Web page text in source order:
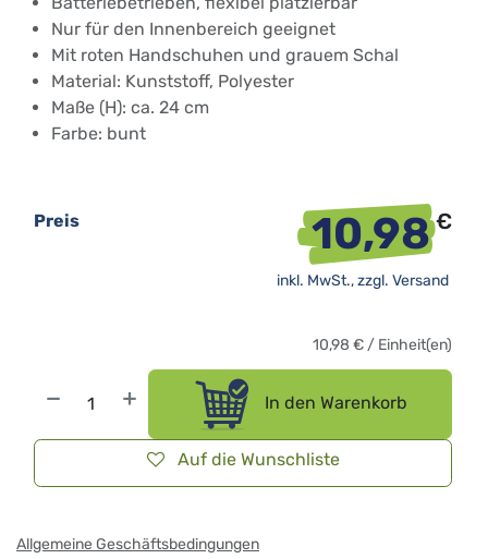
Nur für den Innenbereich geeignet
Mit roten Handschuhen und grauem Schal
Material: Kunststoff, Polyester
Maße (H): ca. 24 cm
Farbe: bunt
In den Warenkorb
Auf die Wunschliste
Preis 10,98€
inkl. MwSt., zzgl. Versand
10,98 €/ Einheit(en)
Allgemeine Geschäftsbedingungen